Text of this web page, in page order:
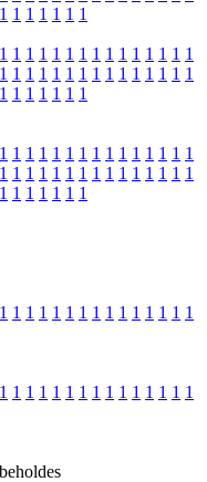
1 1 1 1 1 1 1
1 1 1 1 1 1 1 1 1 1 1 1 1 1 1
1 1 1 1 1 1 1 1 1 1 1 1 1 1 1
1 1 1 1 1 1 1
1 1 1 1 1 1 1 1 1 1 1 1 1 1 1
1 1 1 1 1 1 1 1 1 1 1 1 1 1 1
1 1 1 1 1 1 1
1 1 1 1 1 1 1 1 1 1 1 1 1 1 1
1 1 1 1 1 1 1 1 1 1 1 1 1 1 1